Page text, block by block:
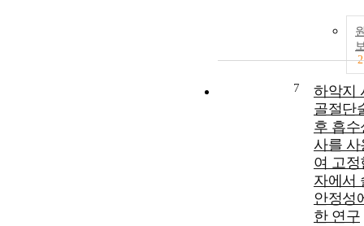
2
7
하악지
골절단
후 흡수
사를 사
여 고정
자에서
안정성
한 연구